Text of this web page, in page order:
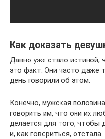
Как доказать
Давно уже стало истиной,
это факт. Они часто даже
день говорили об этом.
Конечно, мужская
говорить им, что они их
делается для того, чтобы
и, как говориться,